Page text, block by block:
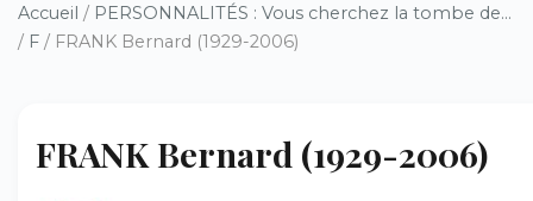
Accueil / PERSONNALITÉS : Vous cherchez la tombe de...
/ F / FRANK Bernard (1929-2006)
FRANK Bernard (1929-2006)